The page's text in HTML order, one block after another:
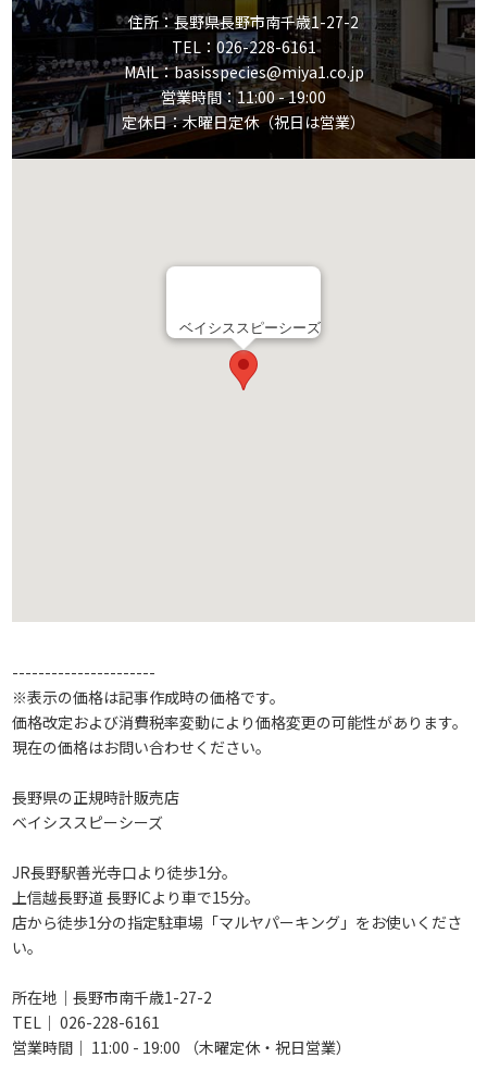
住所：長野県長野市南千歳1-27-2
TEL： 026-228-6161
MAIL：basisspecies@miya1.co.jp
営業時間：11:00 - 19:00
定休日：木曜日定休（祝日は営業）
ベイシススピーシーズ
----------------------
※表示の価格は記事作成時の価格です。
価格改定および消費税率変動により価格変更の可能性があります。
現在の価格はお問い合わせください。
長野県の正規時計販売店
ベイシススピーシーズ
JR長野駅善光寺口より徒歩1分。
上信越長野道 長野ICより車で15分。
店から徒歩1分の指定駐車場「マルヤパーキング」をお使いくださ
い。
所在地｜長野市南千歳1-27-2
TEL｜ 026-228-6161
営業時間｜ 11:00 - 19:00 （木曜定休・祝日営業）